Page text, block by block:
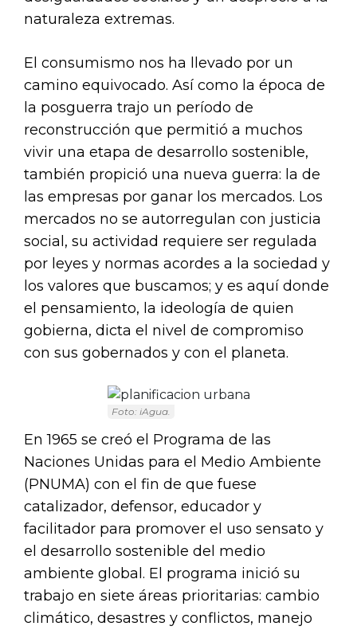
naturaleza extremas.
El consumismo nos ha llevado por un
camino equivocado. Así como la época de
la posguerra trajo un período de
reconstrucción que permitió a muchos
vivir una etapa de desarrollo sostenible,
también propició una nueva guerra: la de
las empresas por ganar los mercados. Los
mercados no se autorregulan con justicia
social, su actividad requiere ser regulada
por leyes y normas acordes a la sociedad y
los valores que buscamos; y es aquí donde
el pensamiento, la ideología de quien
gobierna, dicta el nivel de compromiso
con sus gobernados y con el planeta.
Foto: iAgua.
En 1965 se creó el Programa de las
Naciones Unidas para el Medio Ambiente
(PNUMA) con el fin de que fuese
catalizador, defensor, educador y
facilitador para promover el uso sensato y
el desarrollo sostenible del medio
ambiente global. El programa inició su
trabajo en siete áreas prioritarias: cambio
climático, desastres y conflictos, manejo